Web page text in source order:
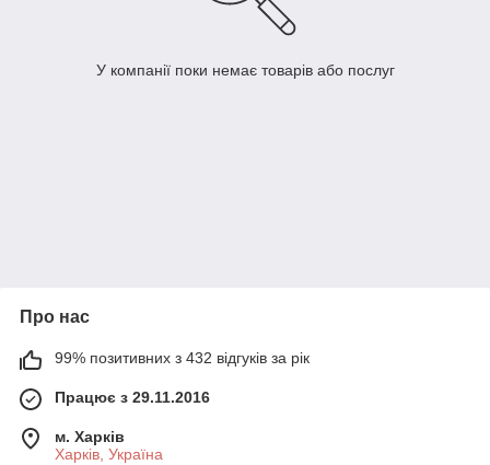
У компанії поки немає товарів або послуг
Про нас
99% позитивних з 432 відгуків за рік
Працює з 29.11.2016
м. Харків
Харків, Україна